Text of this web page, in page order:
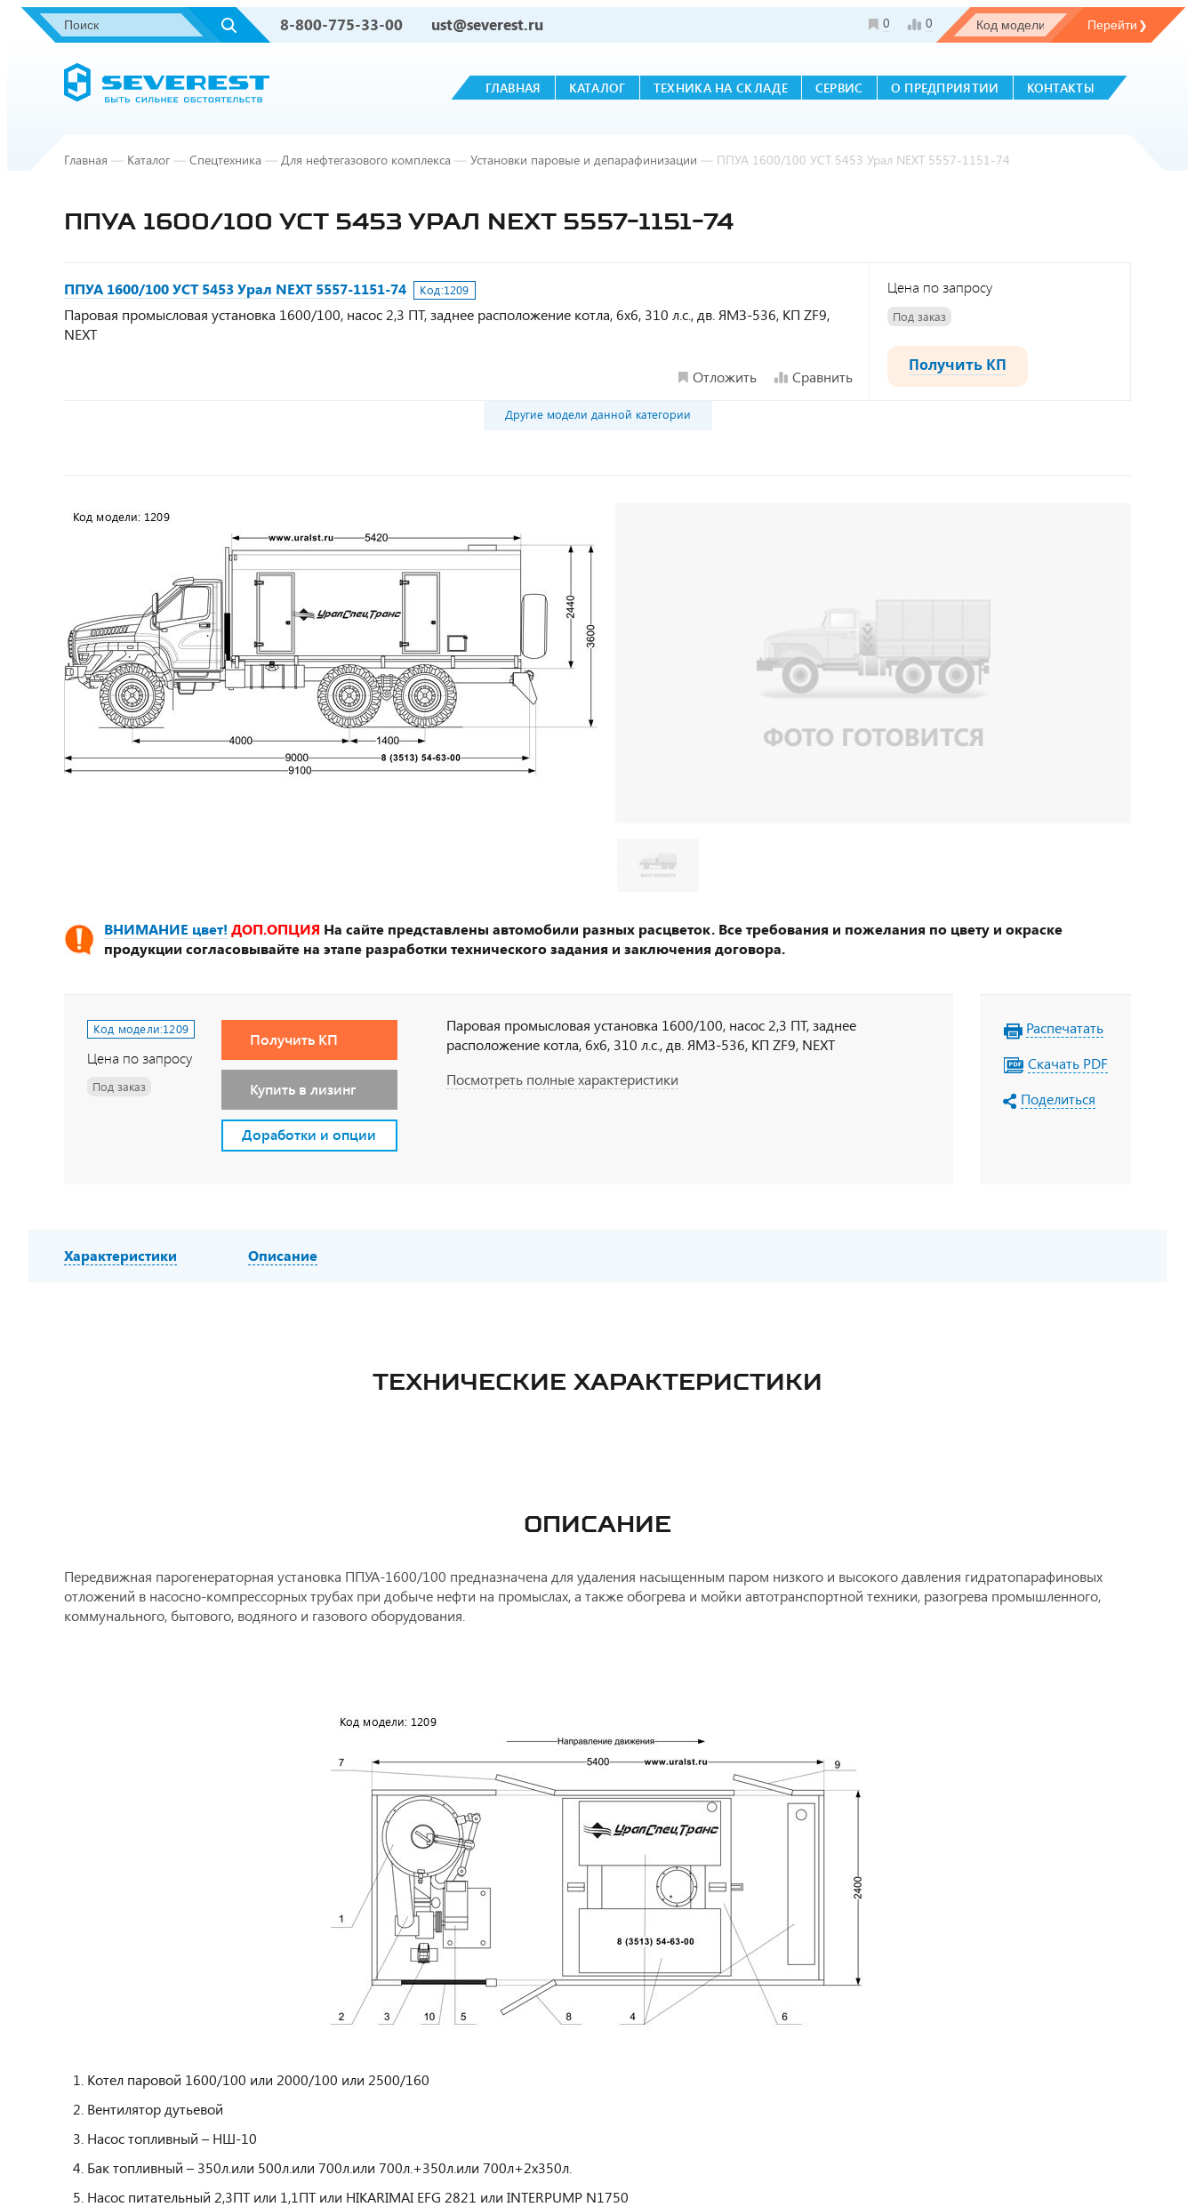
8-800-775-33-00 ust@severest.ru 0 0
ГЛАВНАЯ КАТАЛОГ ТЕХНИКА НА СКЛАДЕ СЕРВИС О ПРЕДПРИЯТИИ КОНТАКТЫ
Главная — Каталог — Спецтехника — Для нефтегазового комплекса — Установки паровые и депарафинизации — ППУА 1600/100 УСТ 5453 Урал NEXT 5557-1151-74
ППУА 1600/100 УСТ 5453 УРАЛ NEXT 5557-1151-74
ППУА 1600/100 УСТ 5453 Урал NEXT 5557-1151-74 Код:1209
Паровая промысловая установка 1600/100, насос 2,3 ПТ, заднее расположение котла, 6х6, 310 л.с., дв. ЯМЗ-536, КП ZF9,
NEXT
Отложить Сравнить
Цена по запросу
Под заказ
Получить КП
Другие модели данной категории
ВНИМАНИЕ цвет! ДОП.ОПЦИЯ На сайте представлены автомобили разных расцветок. Все требования и пожелания по цвету и окраске
продукции согласовывайте на этапе разработки технического задания и заключения договора.
Код модели:1209
Цена по запросу
Под заказ
Получить КП
Купить в лизинг
Доработки и опции
Паровая промысловая установка 1600/100, насос 2,3 ПТ, заднее
расположение котла, 6х6, 310 л.с., дв. ЯМЗ-536, КП ZF9, NEXT
Посмотреть полные характеристики
Распечатать
Скачать PDF
Поделиться
Характеристики Описание
ТЕХНИЧЕСКИЕ ХАРАКТЕРИСТИКИ
ОПИСАНИЕ
Передвижная парогенераторная установка ППУА-1600/100 предназначена для удаления насыщенным паром низкого и высокого давления гидратопарафиновых
отложений в насосно-компрессорных трубах при добыче нефти на промыслах, а также обогрева и мойки автотранспортной техники, разогрева промышленного,
коммунального, бытового, водяного и газового оборудования.
Котел паровой 1600/100 или 2000/100 или 2500/160
Вентилятор дутьевой
Насос топливный – НШ-10
Бак топливный – 350л.или 500л.или 700л.или 700л.+350л.или 700л+2х350л.
Насос питательный 2,3ПТ или 1,1ПТ или HIKARIMAI EFG 2821 или INTERPUMP N1750